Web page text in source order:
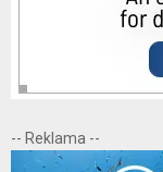
-- Reklama --